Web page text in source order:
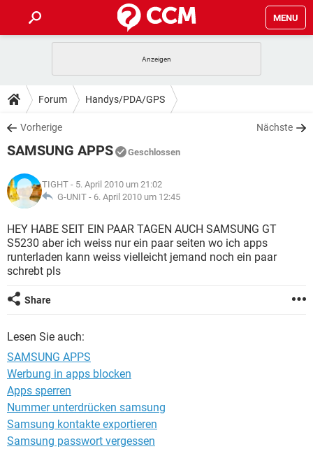
MENU
ANDROID IOS
WINDOWS 10
WHATSAPP TIKTOK
FACEBOOK
TIPPS & TRICKS
SPIELE STREAMING
WHATSAPP
FACEBOOK
DOWNLOADS
SPIELE STREAMING
ANDROID
WINDOWS 10 INSTAGRAM
WHATSAPP TIKTOK
FACEBOOK HARDWARE
SPIELE
ANDROID
WINDOWS 10 INSTAGRAM
WHATSAPP TIKTOK
LEXIKON
SPIELE STREAMING
ANDROID IOS
WINDOWS 10
WHATSAPP
Forum Handys/PDA/GPS
Vorherige Nächste
SAMSUNG APPS Geschlossen
TIGHT - 5. April 2010 um 21:02
G-UNIT - 6. April 2010 um 12:45
HEY HABE SEIT EIN PAAR TAGEN AUCH SAMSUNG GT
S5230 aber ich weiss nur ein paar seiten wo ich apps
runterladen kann weiss vielleicht jemand noch ein paar
schrebt pls
Share
Lesen Sie auch:
SAMSUNG APPS
Werbung in apps blocken
Apps sperren
Nummer unterdrücken samsung
Samsung kontakte exportieren
Samsung passwort vergessen